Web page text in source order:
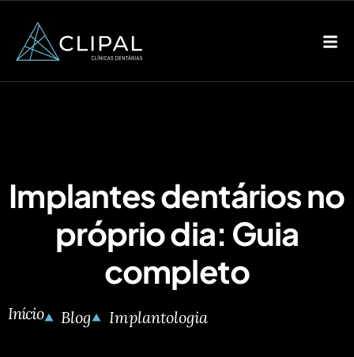
Implantes dentários no
próprio dia: Guia
completo
Início Blog Implantologia